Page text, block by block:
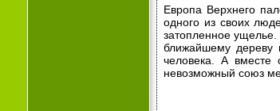
Европа Верхнего
одного из своих
затопленное
ближайшему дереву
человека. А вместе
невозможный союз